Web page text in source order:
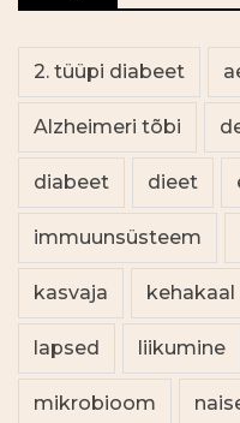
2. tüüpi diabeet
Alzheimeri tõbi
diabeet dieet
immuunsüsteem
kasvaja kehakaal
lapsed liikumine
mikrobioom